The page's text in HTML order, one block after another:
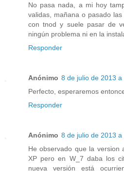
No pasa nada, a mi hoy
validas, mañana o pasado
con tnod y suele pasar de
ningún problema ni en la
Responder
Anónimo 8 de julio de 2013 a
Perfecto, esperaremos
Responder
Anónimo 8 de julio de 2013 a
He observado que la version
XP pero en W_7 daba los
nueva versión está